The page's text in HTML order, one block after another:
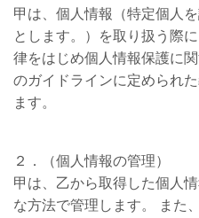
甲は、個人情報（特定個人
とします。）を取り扱う際
律をはじめ個人情報保護に
のガイドラインに定められ
ます。
２．（個人情報の管理）
甲は、乙から取得した個人
な方法で管理します。 また